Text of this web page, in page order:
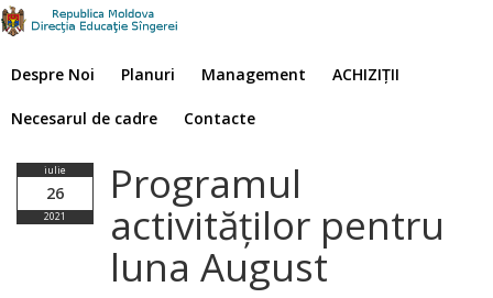
Despre Noi Planuri Management ACHIZIȚII
Necesarul de cadre Contacte
iulie
26
2021
Programul
activităților pentru
luna August